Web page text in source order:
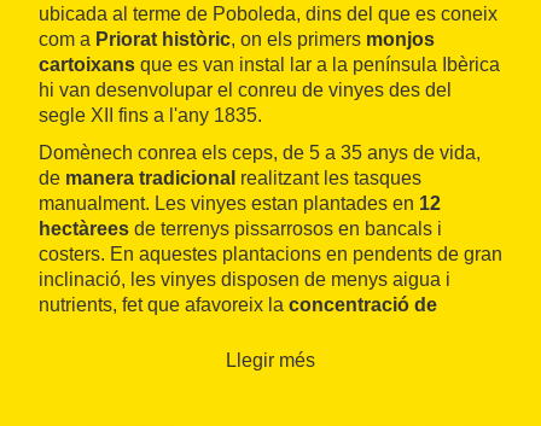
ubicada al terme de Poboleda, dins del que es coneix
com a Priorat històric, on els primers monjos
cartoixans que es van instal lar a la península Ibèrica
hi van desenvolupar el conreu de vinyes des del
segle XII fins a l'any 1835.
Domènech conrea els ceps, de 5 a 35 anys de vida,
de manera tradicional realitzant les tasques
manualment. Les vinyes estan plantades en 12
hectàrees de terrenys pissarrosos en bancals i
costers. En aquestes plantacions en pendents de gran
inclinació, les vinyes disposen de menys aigua i
nutrients, fet que afavoreix la concentració de
caràcter excepcional dels seus vins. D'altra banda,
Llegir més